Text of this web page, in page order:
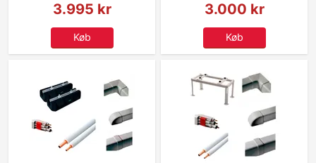
3.995 kr
Køb
3.000 kr
Køb